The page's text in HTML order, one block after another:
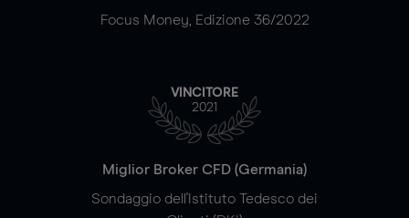
Focus Money, Edizione 36/2022
VINCITORE
2021
Miglior Broker CFD (Germania)
Sondaggio dell'Istituto Tedesco dei